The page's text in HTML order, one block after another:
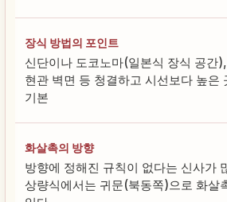
장식 방법의 포인트
신단이나 도코노마(일본식 장식 공간
현관 벽면 등 청결하고 시선보다 높은
기본
화살촉의 방향
방향에 정해진 규칙이 없다는 신사가
상량식에서는 귀문(북동쪽)으로 화살